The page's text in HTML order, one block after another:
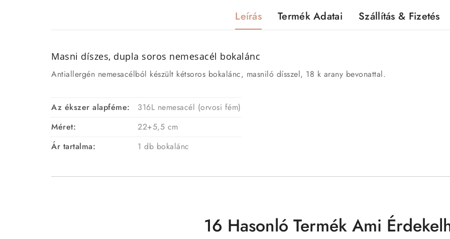
Leírás Termék Adatai Szállítás & Fizetés
Masni díszes, dupla soros nemesacél bokalánc
Antiallergén nemesacélból készült kétsoros bokalánc, masniló dísszel, 18 k arany bevonattal.
Az ékszer alapféme:
316L nemesacél (orvosi fém)
Méret:
22+5,5 cm
Ár tartalma:
1 db bokalánc
16 Hasonló Termék Ami